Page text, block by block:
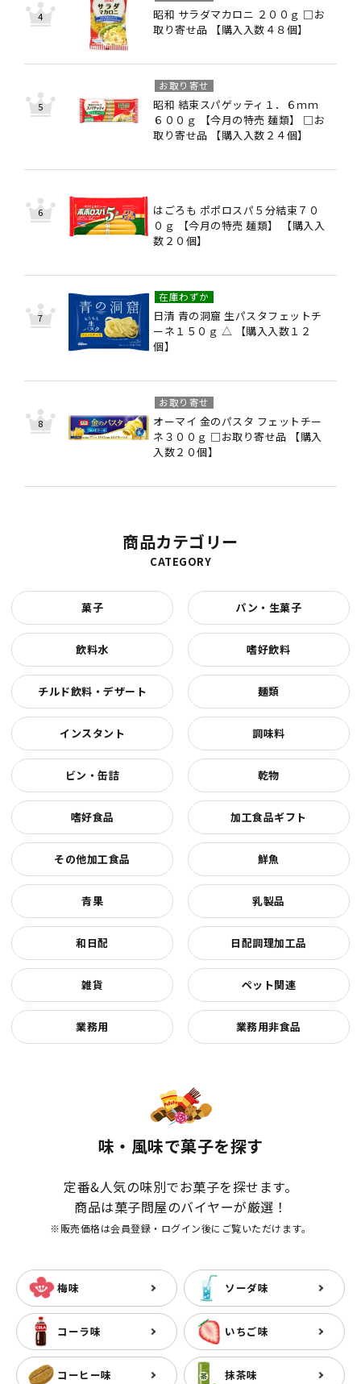
昭和 サラダマカロニ ２００ｇ □お
取り寄せ品 【購入入数４８個】
昭和 結束スパゲッティ１．６ｍｍ
６００ｇ 【今月の特売 麺類】 □お
取り寄せ品 【購入入数２４個】
お取り寄せ
はごろも ポポロスパ５分結束７０
０ｇ 【今月の特売 麺類】 【購入入
数２０個】
日清 青の洞窟 生パスタフェットチ
ーネ１５０ｇ △ 【購入入数１２
個】
在庫わずか
オーマイ 金のパスタ フェットチー
ネ３００ｇ □お取り寄せ品 【購入
入数２０個】
お取り寄せ
商品カテゴリー
CATEGORY
菓子 パン・生菓子
飲料水 嗜好飲料
チルド飲料・デザート 麺類
インスタント 調味料
ビン・缶詰 乾物
嗜好食品 加工食品ギフト
その他加工食品 鮮魚
青果 乳製品
和日配 日配調理加工品
雑貨 ペット関連
業務用 業務用非食品
味・風味で菓子を探す
定番&人気の味別でお菓子を探せます。
商品は菓子問屋のバイヤーが厳選！
※販売価格は会員登録・ログイン後にご覧いただけます。
梅味 ソーダ味
コーラ味 いちご味
コーヒー味 抹茶味